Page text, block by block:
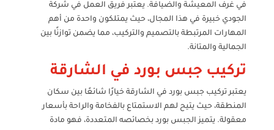
في غرف المعيشة والضيافة. يعتبر فريق العمل في شركة
الجودي خبيرة في هذا المجال، حيث يمتلكون واحدة من أهم
المهارات المرتبطة بالتصميم والتركيب، مما يضمن توازنًا بين
الجمالية والمتانة.
تركيب جبس بورد في الشارقة
يعتبر تركيب جبس بورد في الشارقة خيارًا شائعًا بين سكان
المنطقة، حيث يتيح لهم الاستمتاع بالفخامة والراحة بأسعار
معقولة. يتميز الجبس بورد بخصائصه المتعددة، فهو مادة